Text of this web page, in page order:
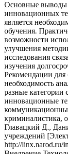
Основные выводы
инновационных
является
обучения.
возможности
улучшения
исследования
изучения
Рекомендации
необходимость
разные категории
инновационные
криминалистика,
Главацкий Д.,
учреждений
http://linx.narod.ru/